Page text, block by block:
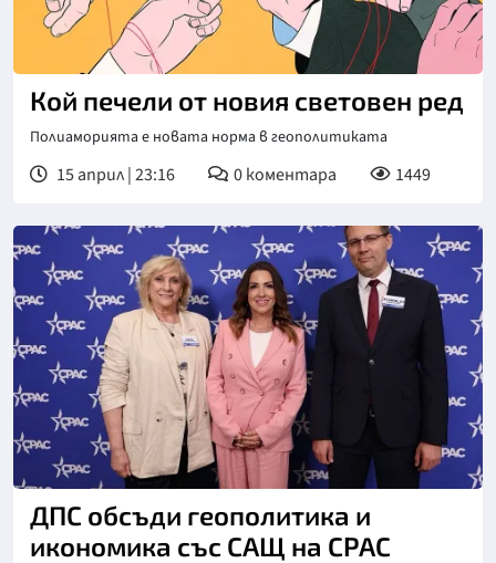
Кой печели от новия световен ред
Полиаморията е новата норма в геополитиката
15 април | 23:16 0коментара 1449
ДПС обсъди геополитика и
икономика със САЩ на CPAC